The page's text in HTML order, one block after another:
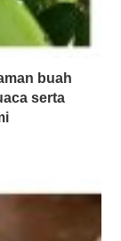
buah
serta